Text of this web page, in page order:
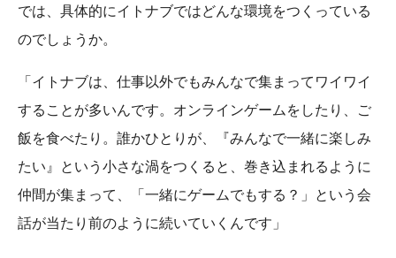
では、具体的にイトナブではどんな環境をつくっている
のでしょうか。
「イトナブは、仕事以外でもみんなで集まってワイワイ
することが多いんです。オンラインゲームをしたり、ご
飯を食べたり。誰かひとりが、『みんなで一緒に楽しみ
たい』という小さな渦をつくると、巻き込まれるように
仲間が集まって、「一緒にゲームでもする？」という会
話が当たり前のように続いていくんです」